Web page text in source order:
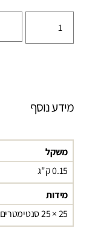
מידע נוסף
משקל
0.15 ק"ג
מידות
25 × 25 סנטימטרים